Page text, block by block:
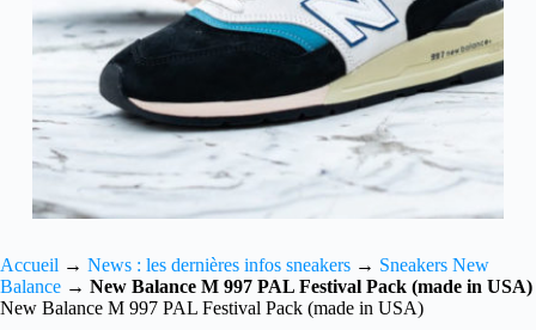
Accueil → News : les dernières infos sneakers → Sneakers New
Balance → New Balance M 997 PAL Festival Pack (made in USA)
New Balance M 997 PAL Festival Pack (made in USA)